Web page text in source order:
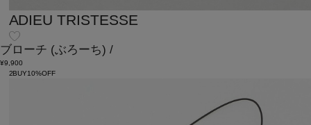
ADIEU TRISTESSE
ブローチ (ぶろーち) /
¥9,900
2BUY10%OFF